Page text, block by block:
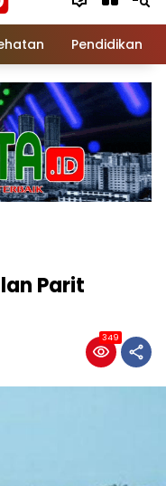
Pendidikan
Parit
349